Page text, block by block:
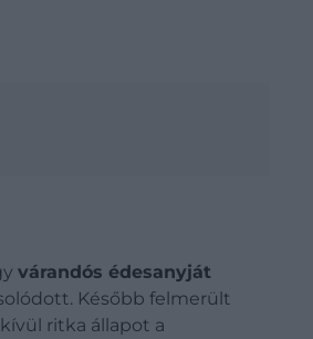
várandós édesanyját
Később felmerült
ritka állapot a